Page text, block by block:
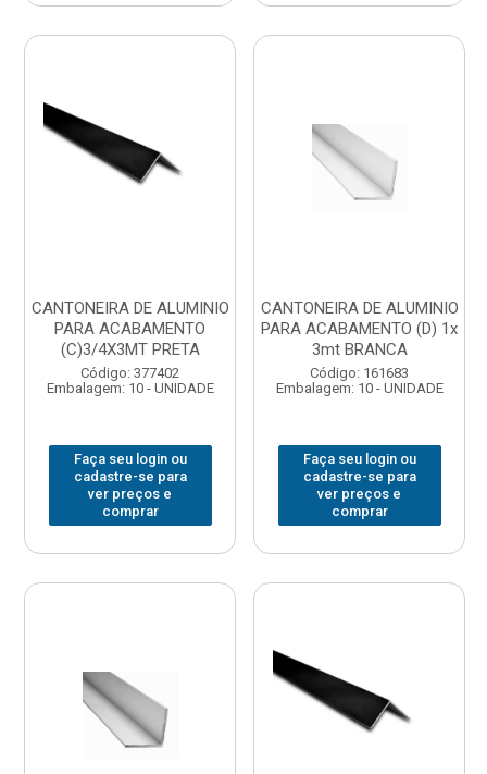
CANTONEIRA DE ALUMINIO
PARA ACABAMENTO
(C)3/4X3MT PRETA
Código: 377402
Embalagem: 10 - UNIDADE
Faça seu login ou
cadastre-se para
ver preços e
comprar
CANTONEIRA DE ALUMINIO
PARA ACABAMENTO (D) 1x
3mt BRANCA
Código: 161683
Embalagem: 10 - UNIDADE
Faça seu login ou
cadastre-se para
ver preços e
comprar